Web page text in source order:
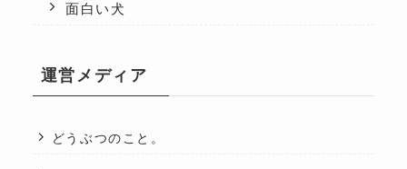
面白い犬
運営メディア
どうぶつのこと。